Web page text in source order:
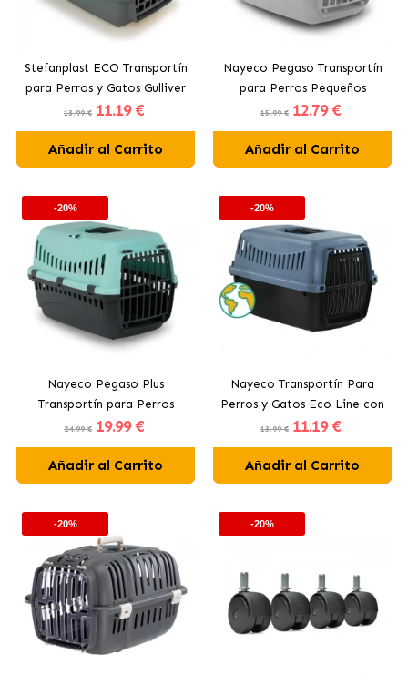
Stefanplast ECO Transportín
para Perros y Gatos Gulliver
13.99 € 11.19 €
Añadir al Carrito
Nayeco Pegaso Transportín
para Perros Pequeños
Pequeños y Gatos en Colores
15.99 € 12.79 €
Añadir al Carrito
-20%
Nayeco Pegaso Plus
Transportín para Perros
Pequeños Medianos en
24.99 € 19.99 €
Añadir al Carrito
-20%
Nayeco Transportín Para
Perros y Gatos Eco Line con
Plástico Reciclado Colores
13.99 € 11.19 €
Añadir al Carrito
-20% -20%